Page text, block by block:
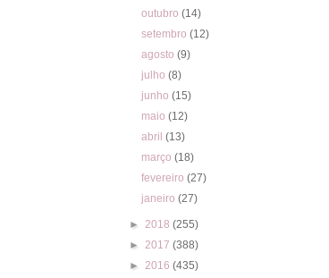
outubro(14)
setembro(12)
agosto(9)
julho(8)
junho(15)
maio(12)
abril(13)
março(18)
fevereiro(27)
janeiro(27)
► 2018 (255)
► 2017 (388)
► 2016 (435)